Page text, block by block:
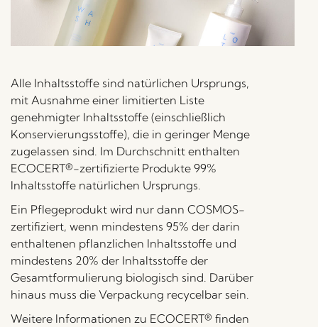
Alle Inhaltsstoffe sind natürlichen Ursprungs,
mit Ausnahme einer limitierten Liste
genehmigter Inhaltsstoffe (einschließlich
Konservierungsstoffe), die in geringer Menge
zugelassen sind. Im Durchschnitt enthalten
ECOCERT®-zertifizierte Produkte 99%
Inhaltsstoffe natürlichen Ursprungs.
Ein Pflegeprodukt wird nur dann COSMOS-
zertifiziert, wenn mindestens 95% der darin
enthaltenen pflanzlichen Inhaltsstoffe und
mindestens 20% der Inhaltsstoffe der
Gesamtformulierung biologisch sind. Darüber
hinaus muss die Verpackung recycelbar sein.
Weitere Informationen zu ECOCERT® finden